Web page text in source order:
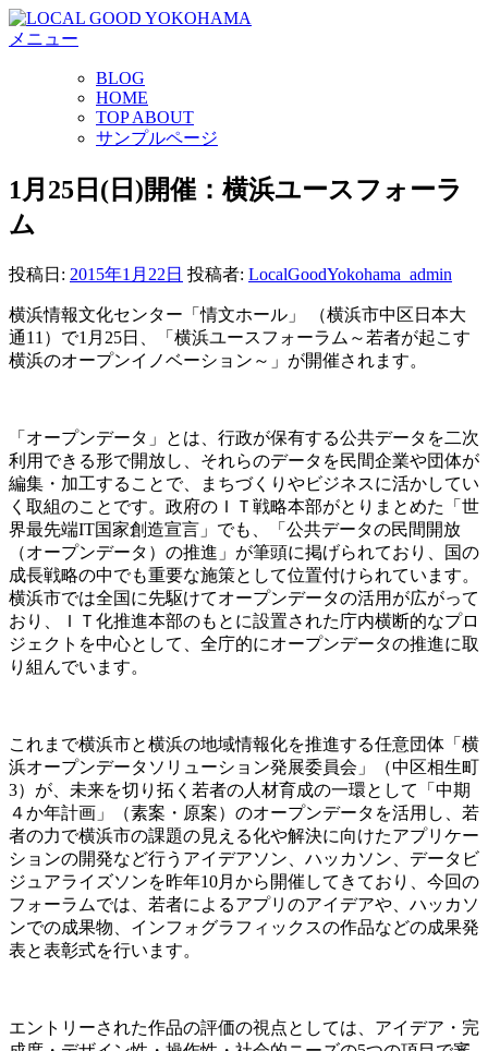
コ
ン
キ
ッ
プ
メニュー
BLOG
HOME
TOP ABOUT
サンプルページ
1月25日(日)開催：横浜ユースフォーラ
ム
投稿日: 2015年1月22日 投稿者: LocalGoodYokohama_admin
横浜情報文化センター「情文ホール」 （横浜市中区日本大
通11）で1月25日、「横浜ユースフォーラム～若者が起こす
横浜のオープンイノベーション～」が開催されます。
「オープンデータ」とは、行政が保有する公共データを二次
利用できる形で開放し、それらのデータを民間企業や団体が
編集・加工することで、まちづくりやビジネスに活かしてい
く取組のことです。政府のＩＴ戦略本部がとりまとめた「世
界最先端IT国家創造宣言」でも、「公共データの民間開放
（オープンデータ）の推進」が筆頭に掲げられており、国の
成長戦略の中でも重要な施策として位置付けられています。
横浜市では全国に先駆けてオープンデータの活用が広がって
おり、ＩＴ化推進本部のもとに設置された庁内横断的なプロ
ジェクトを中心として、全庁的にオープンデータの推進に取
り組んでいます。
これまで横浜市と横浜の地域情報化を推進する任意団体「横
浜オープンデータソリューション発展委員会」（中区相生町
3）が、未来を切り拓く若者の人材育成の一環として「中期
４か年計画」（素案・原案）のオープンデータを活用し、若
者の力で横浜市の課題の見える化や解決に向けたアプリケー
ションの開発など行うアイデアソン、ハッカソン、データビ
ジュアライズソンを昨年10月から開催してきており、今回の
フォーラムでは、若者によるアプリのアイデアや、ハッカソ
ンでの成果物、インフォグラフィックスの作品などの成果発
表と表彰式を行います。
エントリーされた作品の評価の視点としては、アイデア・完